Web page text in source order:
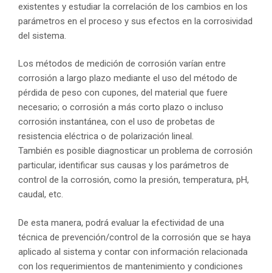
existentes y estudiar la correlación de los cambios en los
parámetros en el proceso y sus efectos en la corrosividad
del sistema.
Los métodos de medición de corrosión varían entre
corrosión a largo plazo mediante el uso del método de
pérdida de peso con cupones, del material que fuere
necesario; o corrosión a más corto plazo o incluso
corrosión instantánea, con el uso de probetas de
resistencia eléctrica o de polarización lineal.
También es posible diagnosticar un problema de corrosión
particular, identificar sus causas y los parámetros de
control de la corrosión, como la presión, temperatura, pH,
caudal, etc.
De esta manera, podrá evaluar la efectividad de una
técnica de prevención/control de la corrosión que se haya
aplicado al sistema y contar con información relacionada
con los requerimientos de mantenimiento y condiciones